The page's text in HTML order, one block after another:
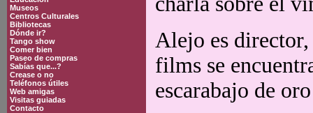
Museos
Centros Culturales
Bibliotecas
Dónde ir?
Tango show
Comer bien
Paseo de compras
Sabías que...?
Crease o no
Teléfonos útiles
Web amigas
Visitas guiadas
Contacto
Alejo es
films se
escarabajo de